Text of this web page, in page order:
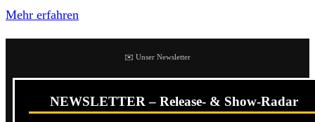
Mehr erfahren
✉️ Unser Newsletter
NEWSLETTER – Release- & Show-Radar